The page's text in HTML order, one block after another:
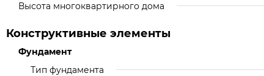
Высота многоквартирного дома
Конструктивные элементы
Фундамент
Тип фундамента